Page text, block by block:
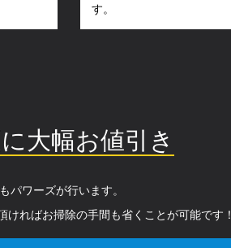
す。
大幅お値引き
パワーズが行います。
ればお掃除の手間も省くことが可能です！